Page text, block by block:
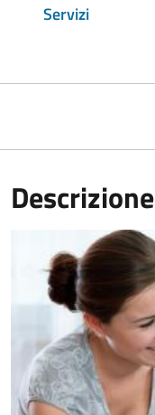
Servizi
Descrizione